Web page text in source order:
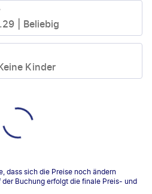
Beliebig
Kinder
dass sich die Preise noch ändern
der Buchung erfolgt die finale Preis- und